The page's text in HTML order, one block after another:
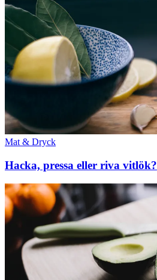
Mat & Dryck
Hacka, pressa eller riva vitlök?